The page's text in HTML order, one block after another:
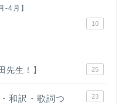
-4月】
10
先生！】 25
和訳・歌詞つ
23